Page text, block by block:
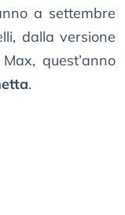
a settembre
dalla versione
quest’anno
.